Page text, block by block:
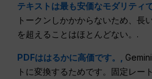
テキストは最も安価なモダリティ
トークンしかかからないため、長
を超えることはほとんどない。.
PDFははるかに高価です。,
トに変換するためです。固定レー